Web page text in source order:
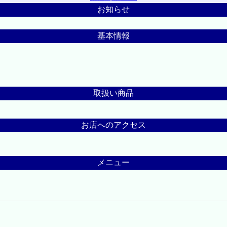
お知らせ
基本情報
取扱い商品
お店へのアクセス
メニュー